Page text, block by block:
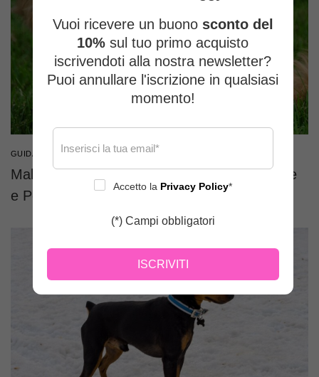
GUIDA RAZZE CANI
Maltipoo: Un Incantevole Incrocio tra Maltese
e Poodle
Vuoi ricevere un buono sconto del
10% sul tuo primo acquisto
iscrivendoti alla nostra newsletter?
Puoi annullare l'iscrizione in qualsiasi
momento!
Accetto la Privacy Policy*
(*) Campi obbligatori
ISCRIVITI